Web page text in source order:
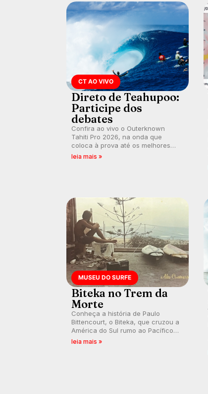
CT AO VIVO
Direto de Teahupoo:
Participe dos
debates
Confira ao vivo o Outerknown
Tahiti Pro 2026, na onda que
coloca à prova até os melhores
surfistas do mundo. E participe dos
leia mais »
MUSEU DO SURFE
Biteka no Trem da
Morte
Conheça a história de Paulo
Bittencourt, o Biteka, que cruzou a
América do Sul rumo ao Pacífico
em uma jornada que se tornou um
leia mais »